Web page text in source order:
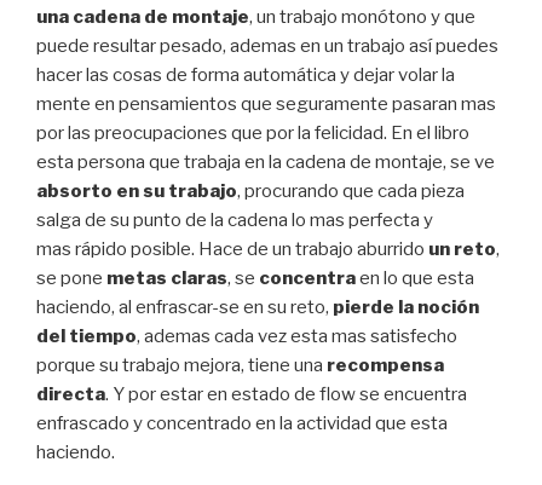
una cadena de montaje, un trabajo monótono y que
puede resultar pesado, ademas en un trabajo así puedes
hacer las cosas de forma automática y dejar volar la
mente en pensamientos que seguramente pasaran mas
por las preocupaciones que por la felicidad. En el libro
esta persona que trabaja en la cadena de montaje, se ve
absorto en su trabajo, procurando que cada pieza
salga de su punto de la cadena lo mas perfecta y
mas rápido posible. Hace de un trabajo aburrido un reto,
se pone metas claras, se concentraen lo que esta
haciendo, al enfrascar-se en su reto, pierde la noción
del tiempo, ademas cada vez esta mas satisfecho
porque su trabajo mejora, tiene una recompensa
directa. Y por estar en estado de flow se encuentra
enfrascado y concentrado en la actividad que esta
haciendo.